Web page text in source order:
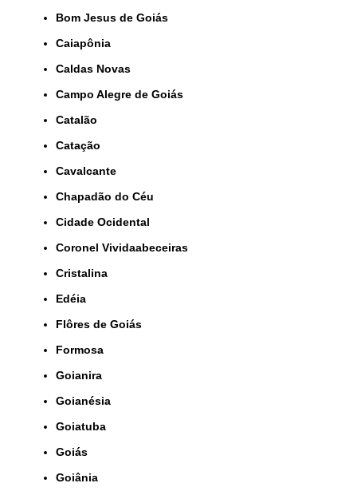
Bom Jesus de Goiás
Caiapônia
Caldas Novas
Campo Alegre de Goiás
Catalão
Catação
Cavalcante
Chapadão do Céu
Cidade Ocidental
Coronel Vividaabeceiras
Cristalina
Edéia
Flôres de Goiás
Formosa
Goianira
Goianésia
Goiatuba
Goiás
Goiânia